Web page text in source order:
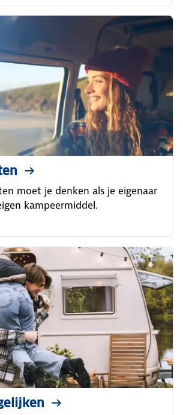
moet je denken als je eigenaar
kampeermiddel.